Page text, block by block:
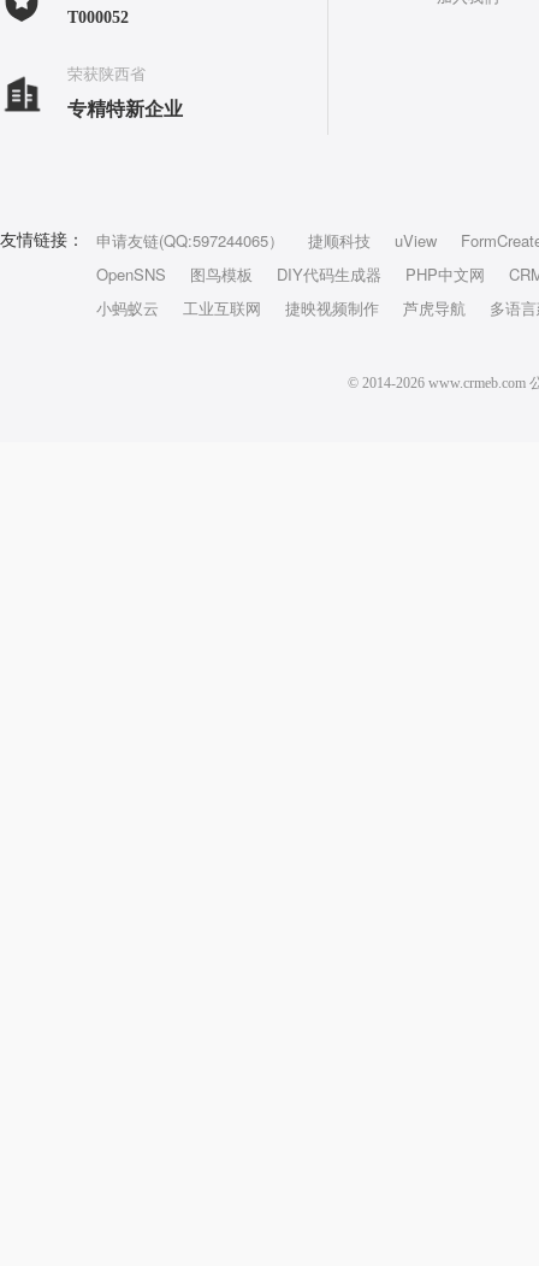
T000052
荣获陕西省
专精特新企业
友情链接： 申请友链(QQ:597244065） 捷顺科技 uView
OpenSNS
图鸟模板 DIY代码生成器 PHP中文网
小蚂蚁云
工业互联网 捷映视频制作 芦虎导航 多语
© 2014-2026